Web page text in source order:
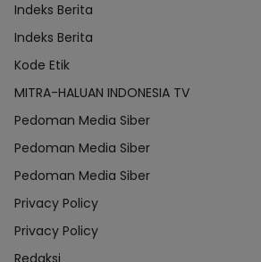
Indeks Berita
Indeks Berita
Kode Etik
MITRA-HALUAN INDONESIA TV
Pedoman Media Siber
Pedoman Media Siber
Pedoman Media Siber
Privacy Policy
Privacy Policy
Redaksi